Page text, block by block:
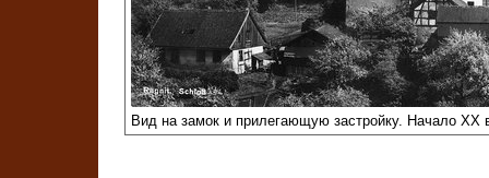
Вид на замок и прилегающую застройку. Начало XX